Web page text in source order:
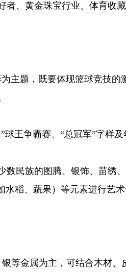
、黄金珠宝行业、体育收
主题，既要体现篮球竞技的
王争霸赛、“总冠军”字样及
民族的图腾、银饰、苗绣
水稻、蔬果）等元素进行艺
等金属为主，可结合木材、